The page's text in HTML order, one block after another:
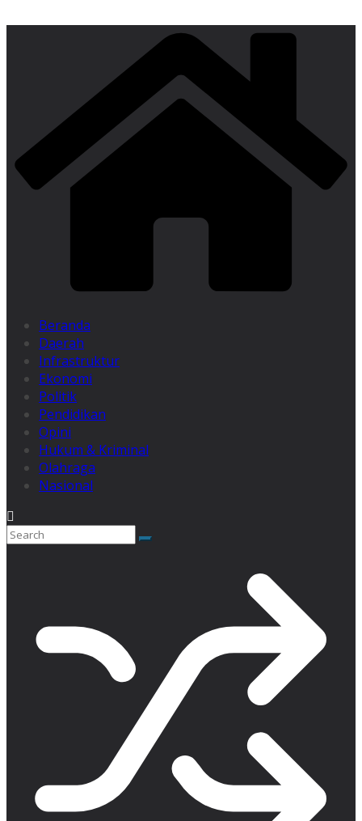
Beranda
Daerah
Infrastruktur
Ekonomi
Politik
Pendidikan
Opini
Hukum & Kriminal
Olahraga
Nasional